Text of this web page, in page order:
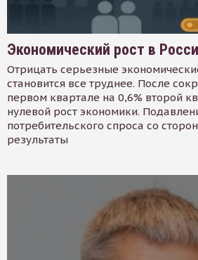
Экономический рост в
Отрицать серьезные
становится все труднее. После
первом квартале на 0,6% второй
нулевой рост экономики.
потребительского спроса со
результаты